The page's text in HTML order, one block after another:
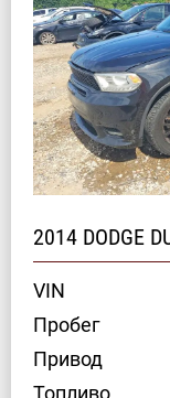
2014 DODGE
VIN
Пробег
Привод
Топливо